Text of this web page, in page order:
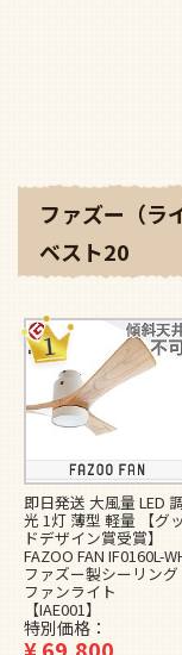
ファズー（ラ
ベスト20
即日発送 大風量 LED 調
光 1灯 薄型 軽量 【グッ
ドデザイン賞受賞】
FAZOO FAN IF0160L-
ファズー製シーリング
ファンライト
【IAE001】
特別価格
¥69,800